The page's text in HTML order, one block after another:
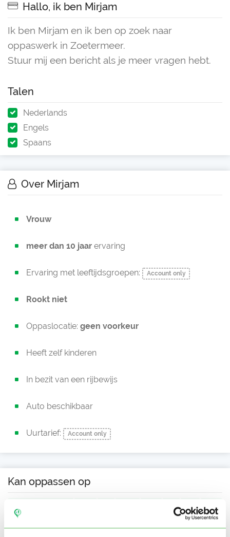
Hallo, ik ben Mirjam
Ik ben Mirjam en ik ben op zoek naar
oppaswerk in Zoetermeer.
Stuur mij een bericht als je meer vragen hebt.
Talen
Nederlands
Engels
Spaans
Over Mirjam
Vrouw
meer dan 10 jaar ervaring
Ervaring met leeftijdsgroepen: Account only
Rookt niet
Oppaslocatie: geen voorkeur
Heeft zelf kinderen
In bezit van een rijbewijs
Auto beschikbaar
Uurtarief: Account only
Kan oppassen op
Ochtend
Middag